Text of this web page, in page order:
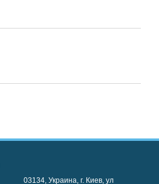
03134, Украина, г. Киев, ул